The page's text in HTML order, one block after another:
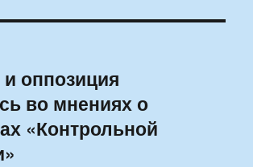
оппозиция
во мнениях о
«Контрольной